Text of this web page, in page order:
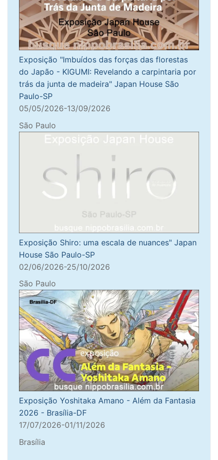
Exposição "Imbuídos das forças das florestas
do Japão - KIGUMI: Revelando a carpintaria por
trás da junta de madeira" Japan House São
Paulo-SP
05/05/2026-13/09/2026
São Paulo
Exposição Shiro: uma escala de nuances" Japan
House São Paulo-SP
02/06/2026-25/10/2026
São Paulo
Exposição Yoshitaka Amano - Além da Fantasia
2026 - Brasília-DF
17/07/2026-01/11/2026
Brasília